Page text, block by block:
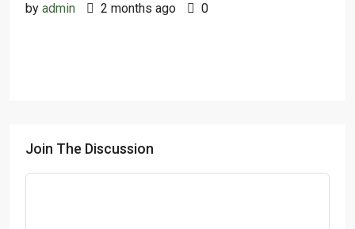
by admin 2 months ago 0
Join The Discussion